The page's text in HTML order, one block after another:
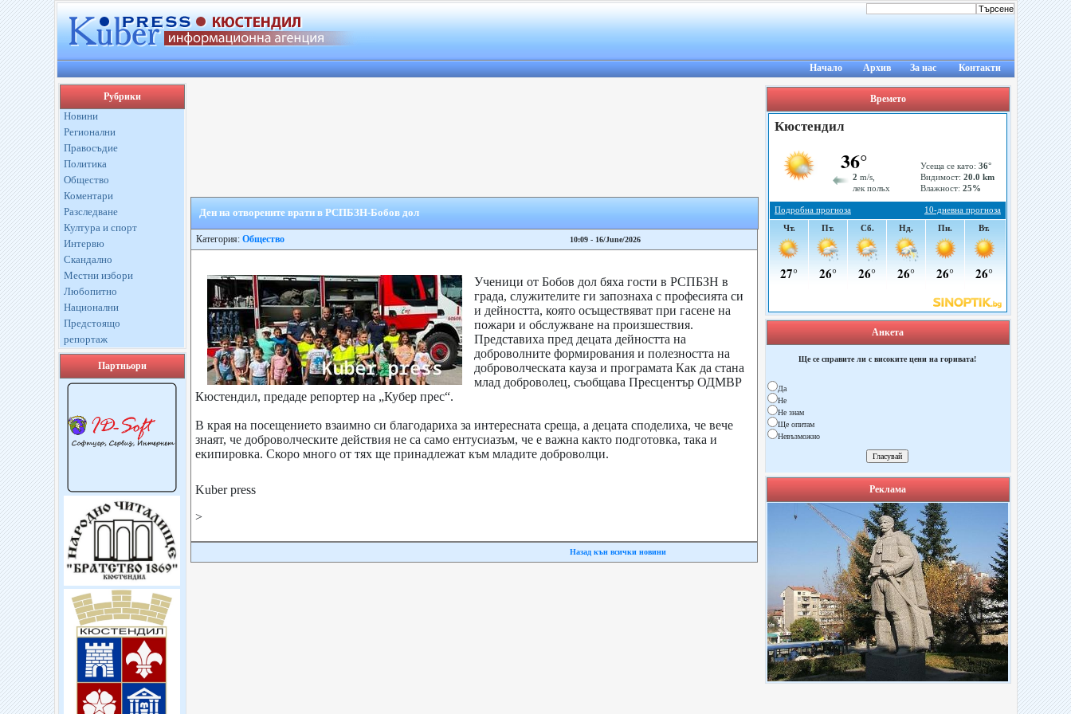
Начало Архив За нас Контакти
Рубрики
Новини
Регионални
Правосъдие
Политика
Общество
Коментари
Разследване
Култура и спорт
Интервю
Скандално
Местни избори
Любопитно
Национални
Предстоящо
репортаж
Партньори
Ден на отворените врати в РСПБЗН-Бобов дол
Категория: Общество 10:09 - 16/June/2026
Ученици от Бобов дол бяха гости в РСПБЗН в
града, служителите ги запознаха с професията си
и дейността, която осъществяват при гасене на
пожари и обслужване на произшествия.
Представиха пред децата дейността на
доброволните формирования и полезността на
доброволческата кауза и програмата Как да стана
млад доброволец, съобщава Пресцентър ОДМВР
Кюстендил, предаде репортер на „Кубер прес“.
В края на посещението взаимно си благодариха за интересната среща, а децата споделиха, че вече
знаят, че доброволческите действия не са само ентусиазъм, че е важна както подготовка, така и
екипировка. Скоро много от тях ще принадлежат към младите доброволци.
Kuber press
>
Назад кън всички новини
Времето
Анкета
Ще се справите ли с високите цени на горивата!
Да
Не
Не знам
Ще опитам
Невъзможно
Реклама